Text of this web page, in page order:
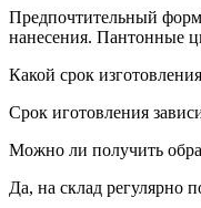
Предпочтительный
нанесения. Пантонные
Какой срок
Срок иготовления
Можно ли получить
Да, на склад регулярно